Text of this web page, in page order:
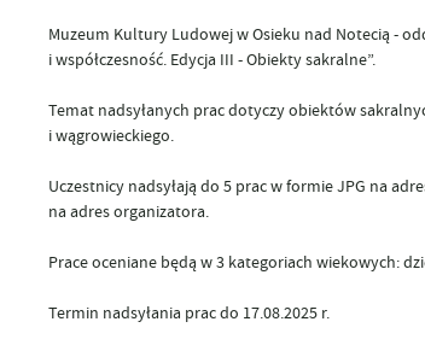
Muzeum Kultury Ludowej w Osieku nad Notecią -
i współczesność. Edycja III - Obiekty sakralne”.
Temat nadsyłanych prac dotyczy obiektów
i wągrowieckiego.
Uczestnicy nadsyłają do 5 prac w formie JPG na
na adres organizatora.
Prace oceniane będą w 3 kategoriach wiekowych:
Termin nadsyłania prac do 17.08.2025 r.